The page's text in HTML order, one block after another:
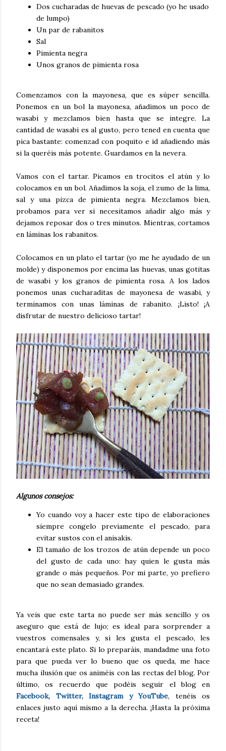
Dos cucharadas de huevas de pescado (yo he usado
de lumpo)
Un par de rabanitos
Sal
Pimienta negra
Unos granos de pimienta rosa
Comenzamos con la mayonesa, que es súper sencilla.
Ponemos en un bol la mayonesa, añadimos un poco de
wasabi y mezclamos bien hasta que se integre. La
cantidad de wasabi es al gusto, pero tened en cuenta que
pica bastante: comenzad con poquito e id añadiendo más
si la queréis más potente. Guardamos en la nevera.
Vamos con el tartar. Picamos en trocitos el atún y lo
colocamos en un bol. Añadimos la soja, el zumo de la lima,
sal y una pizca de pimienta negra. Mezclamos bien,
probamos para ver si necesitamos añadir algo más y
dejamos reposar dos o tres minutos. Mientras, cortamos
en láminas los rabanitos.
Colocamos en un plato el tartar (yo me he ayudado de un
molde) y disponemos por encima las huevas, unas gotitas
de wasabi y los granos de pimienta rosa. A los lados
ponemos unas cucharaditas de mayonesa de wasabi, y
terminamos con unas láminas de rabanito. ¡Listo! ¡A
disfrutar de nuestro delicioso tartar!
Algunos consejos:
Yo cuando voy a hacer este tipo de elaboraciones
siempre congelo previamente el pescado, para
evitar sustos con el anisakis.
El tamaño de los trozos de atún depende un poco
del gusto de cada uno: hay quien le gusta más
grande o más pequeños. Por mi parte, yo prefiero
que no sean demasiado grandes.
Ya veis que este tarta no puede ser más sencillo y os
aseguro que está de lujo; es ideal para sorprender a
vuestros comensales y, si les gusta el pescado, les
encantará este plato. Si lo preparáis, mandadme una foto
para que pueda ver lo bueno que os queda, me hace
mucha ilusión que os animéis con las rectas del blog. Por
último, os recuerdo que podéis seguir el blog en
Facebook, Twitter, Instagram y YouTube, tenéis os
enlaces justo aquí mismo a la derecha. ¡Hasta la próxima
receta!